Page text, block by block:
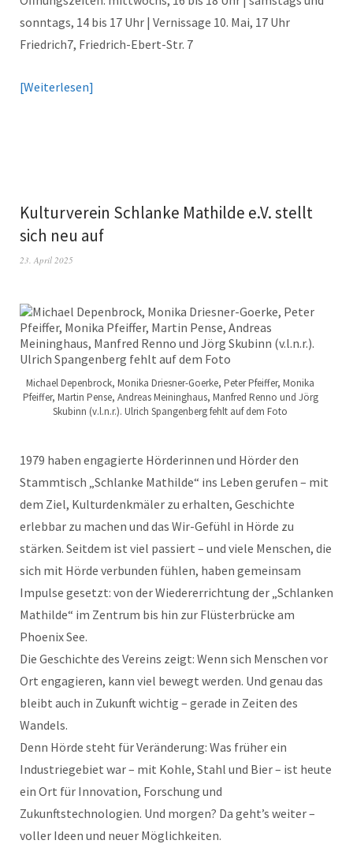
sonntags, 14 bis 17 Uhr | Vernissage 10. Mai, 17 Uhr
Friedrich7, Friedrich-Ebert-Str. 7
Weiterlesen
Kulturverein Schlanke Mathilde e.V. stellt
sich neu auf
23. April 2025
Michael Depenbrock, Monika Driesner-Goerke, Peter Pfeiffer, Monika
Pfeiffer, Martin Pense, Andreas Meininghaus, Manfred Renno und Jörg
Skubinn (v.l.n.r.). Ulrich Spangenberg fehlt auf dem Foto
1979 haben engagierte Hörderinnen und Hörder den
Stammtisch „Schlanke Mathilde“ ins Leben gerufen – mit
dem Ziel, Kulturdenkmäler zu erhalten, Geschichte
erlebbar zu machen und das Wir-Gefühl in Hörde zu
stärken. Seitdem ist viel passiert – und viele Menschen, die
sich mit Hörde verbunden fühlen, haben gemeinsam
Impulse gesetzt: von der Wiedererrichtung der „Schlanken
Mathilde“ im Zentrum bis hin zur Flüsterbrücke am
Phoenix See.
Die Geschichte des Vereins zeigt: Wenn sich Menschen vor
Ort engagieren, kann viel bewegt werden. Und genau das
bleibt auch in Zukunft wichtig – gerade in Zeiten des
Wandels.
Denn Hörde steht für Veränderung: Was früher ein
Industriegebiet war – mit Kohle, Stahl und Bier – ist heute
ein Ort für Innovation, Forschung und
Zukunftstechnologien. Und morgen? Da geht’s weiter –
voller Ideen und neuer Möglichkeiten.